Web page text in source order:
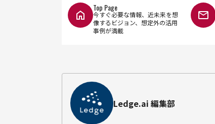
Top Page
今すぐ必要な情報、近未来を想
像するビジョン、想定外の活用
事例が満載
Ledge.ai 編集部